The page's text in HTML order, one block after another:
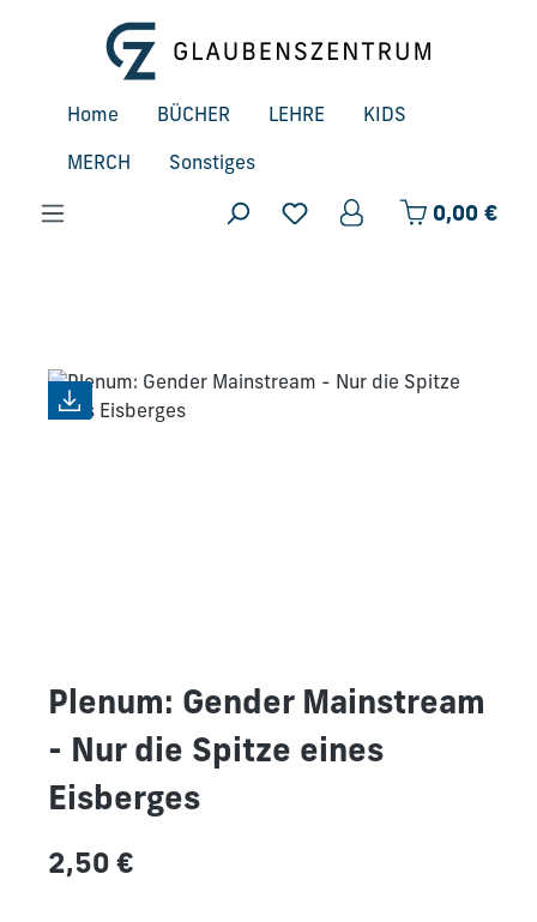
Zum Hauptinhalt springen
Home BÜCHER LEHRE KIDS
MERCH Sonstiges
0,00 €
Plenum: Gender Mainstream
- Nur die Spitze eines
Eisberges
Regulärer Preis:
2,50 €